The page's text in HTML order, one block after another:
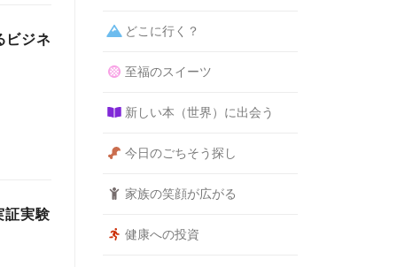
ビジネ
証実験
どこに行く？
至福のスイーツ
新しい本（世界）に出会う
今日のごちそう探し
家族の笑顔が広がる
健康への投資